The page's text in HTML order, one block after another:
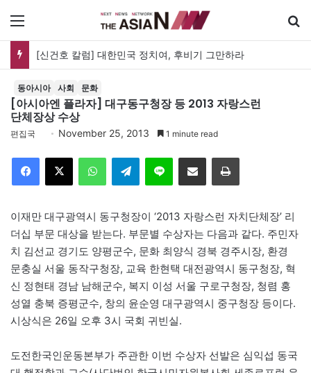
[신건호 칼럼] 대한민국 정치여, 후비기 그만하라
동아시아 사회 문화
[아시아엔 플라자] 대구동구청장 등 2013 자랑스런
단체장상 수상
편집국 November 25, 2013 1 minute read
Telegram 이메일
이재만 대구광역시 동구청장이 ‘2013 자랑스런 자치단체장’ 리
더십 부문 대상을 받는다. 부문별 수상자는 다음과 같다. 주민자
치 김선교 경기도 양평군수, 문화 최양식 경북 경주시장, 환경
문충실 서울 동작구청장, 교육 한현택 대전광역시 동구청장, 혁
신 정현태 경남 남해군수, 복지 이성 서울 구로구청장, 청렴 홍
성열 충북 증평군수, 창의 윤순영 대구광역시 중구청장 등이다.
시상식은 26일 오후 3시 국회 귀빈실.
도전한국인운동본부가 주관한 이번 수상자 선발은 심익섭 동국